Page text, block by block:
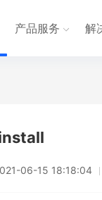
产品服务 解
06-15 18:18:04